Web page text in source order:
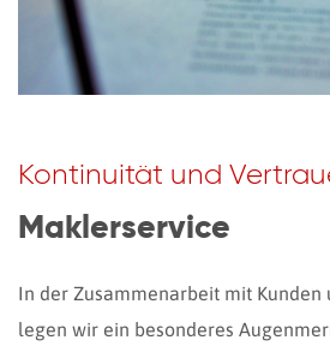
Kontinuität und
Maklerservice
In der Zusammenarbeit mit Kunden
legen wir ein besonderes